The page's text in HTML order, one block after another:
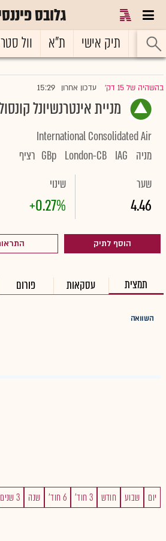
גלובס
ראשי תיק אישי ת"א וול
בהשהיה של 15 דק' |עדכון אחרון 15:29
מניית אינטרנשיונל
International Consolidated Air
מניה
IAG
London-CB
GBp רציף
שער
4.46
שינוי
+0.27%
הוסף לתיק
תמצית עסקאות פורום
השוואה
יום שבוע חודש 3 חוד' 6 חוד' שנה 3 שנים